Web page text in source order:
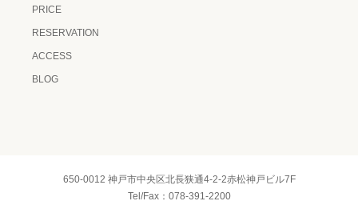
PRICE
RESERVATION
ACCESS
BLOG
650-0012 神戸市中央区北長狭通4-2-2赤松神戸ビル7F
Tel/Fax：078-391-2200